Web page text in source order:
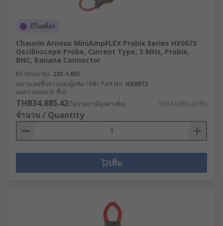
มีในสต็อก
Chauvin Arnoux MiniAmpFLEX Probix Series HX0073
Oscilloscope Probe, Current Type, 3 MHz, Probix,
BNC, Banana Connector
RS Stock No. 231-1455
หมายเลขชิ้นส่วนของผู้ผลิต / Mfr. Part No. HX0073
ยอดรวมย่อย (1 ชิ้น)
THB34,885.42(ไม่รวมภาษีมูลค่าเพิ่ม) THB34,885.42/ชิ้น
จำนวน / Quantity
เพิ่ม